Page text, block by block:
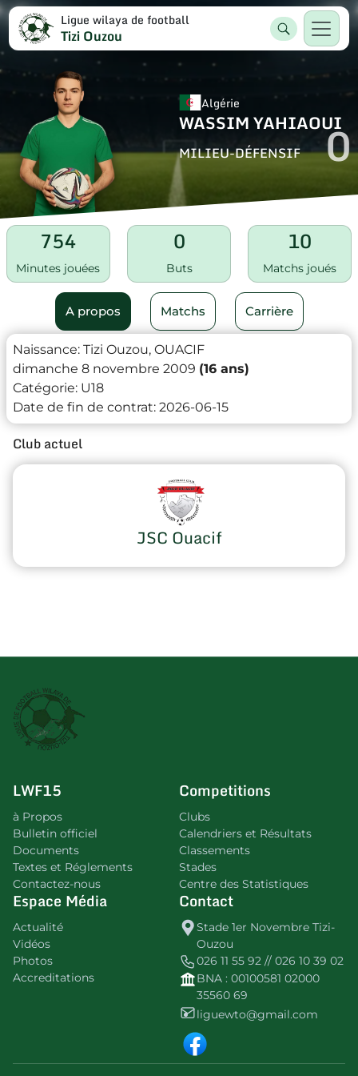
Ligue wilaya de football
Tizi Ouzou
Algérie
WASSIM YAHIAOUI
MILIEU-DÉFENSIF 0
754
Minutes jouées
0
Buts
10
Matchs joués
A propos Matchs Carrière
Naissance: Tizi Ouzou, OUACIF
dimanche 8 novembre 2009 (16 ans)
Catégorie: U18
Date de fin de contrat: 2026-06-15
Club actuel
JSC Ouacif
LWF15
à Propos
Bulletin officiel
Documents
Textes et Réglements
Contactez-nous
Competitions
Clubs
Calendriers et Résultats
Classements
Stades
Centre des Statistiques
Espace Média
Actualité
Vidéos
Photos
Accreditations
Contact
Stade 1er Novembre Tizi-
Ouzou
026 11 55 92 // 026 10 39 02
BNA : 00100581 02000
35560 69
liguewto@gmail.com